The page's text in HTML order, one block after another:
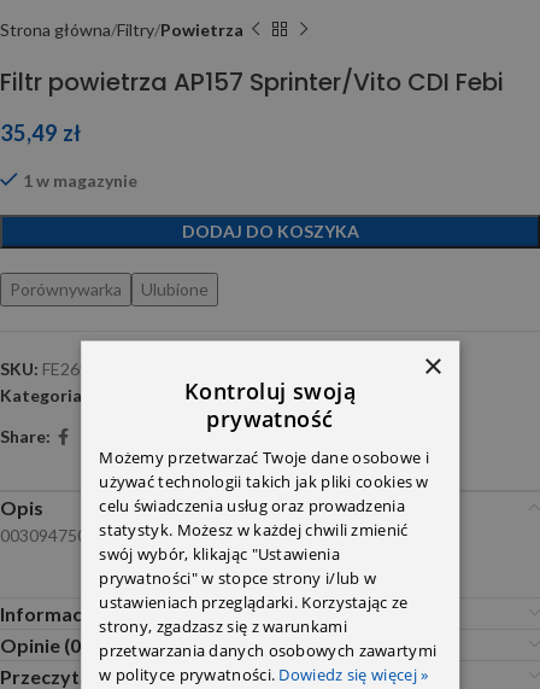
Strona główna Filtry Powietrza
Filtr powietrza AP157 Sprinter/Vito CDI Febi
35,49 zł
1 w magazynie
DODAJ DO KOSZYKA
Porównywarka Ulubione
SKU: FE26989
Kategoria:
Share:
Opis
0030947504 0040942604 6110947504
Informacje dodatkowe
Opinie (0)
Przeczytaj Przed Zakupem
×
Kontroluj swoją
prywatność
Możemy przetwarzać Twoje dane osobowe i
używać technologii takich jak pliki cookies w
celu świadczenia usług oraz prowadzenia
statystyk. Możesz w każdej chwili zmienić
swój wybór, klikając "Ustawienia
prywatności" w stopce strony i/lub w
ustawieniach przeglądarki. Korzystając ze
strony, zgadzasz się z warunkami
przetwarzania danych osobowych zawartymi
w polityce prywatności. Dowiedz się więcej »